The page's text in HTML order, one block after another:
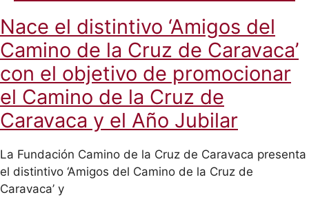
Nace el distintivo ‘Amigos del
Camino de la Cruz de Caravaca’
con el objetivo de promocionar
el Camino de la Cruz de
Caravaca y el Año Jubilar
La Fundación Camino de la Cruz de Caravaca presenta
el distintivo ‘Amigos del Camino de la Cruz de
Caravaca’ y